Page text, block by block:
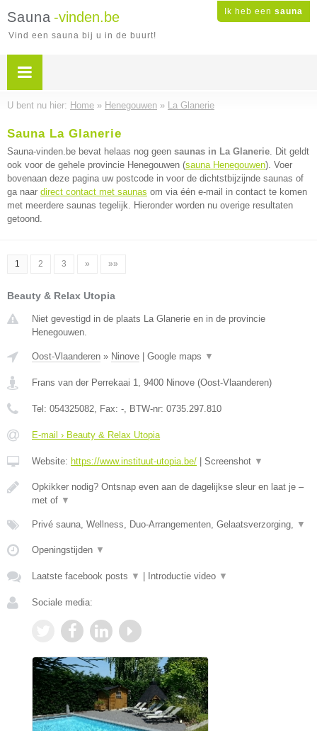
Ik heb een sauna
Sauna -vinden.be
Vind een sauna bij u in de buurt!
U bent nu hier: Home » Henegouwen » La Glanerie
Sauna La Glanerie
Sauna-vinden.be bevat helaas nog geen saunas in La Glanerie. Dit geldt
ook voor de gehele provincie Henegouwen (sauna Henegouwen). Voer
bovenaan deze pagina uw postcode in voor de dichtstbijzijnde saunas of
ga naar direct contact met saunas om via één e-mail in contact te komen
met meerdere saunas tegelijk. Hieronder worden nu overige resultaten
getoond.
1 2 3 » »»
Beauty & Relax Utopia
Niet gevestigd in de plaats La Glanerie en in de provincie
Henegouwen.
Oost-Vlaanderen » Ninove Google maps ▼
Frans van der Perrekaai 1, 9400 Ninove (Oost-Vlaanderen)
Tel: 054325082, Fax: -, BTW-nr: 0735.297.810
E-mail › Beauty & Relax Utopia
Website: https://www.instituut-utopia.be/ Screenshot ▼
Opkikker nodig? Ontsnap even aan de dagelijkse sleur en laat je –
met of ▼
Privé sauna, Wellness, Duo-Arrangementen, Gelaatsverzorging, ▼
Openingstijden ▼
Laatste facebook posts ▼ Introductie video ▼
Sociale media: